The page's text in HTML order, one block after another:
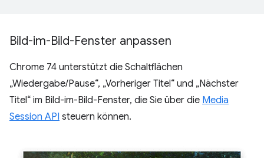
Bild-im-Bild-Fenster anpassen
Chrome 74 unterstützt die Schaltflächen
„Wiedergabe/Pause“, „Vorheriger Titel“ und „Nächster
Titel“ im Bild-im-Bild-Fenster, die Sie über die Media
Session API steuern können.